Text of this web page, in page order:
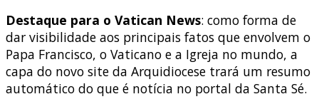
Destaque para o Vatican News: como forma de
dar visibilidade aos principais fatos que envolvem o
Papa Francisco, o Vaticano e a Igreja no mundo, a
capa do novo site da Arquidiocese trará um resumo
automático do que é notícia no portal da Santa Sé.